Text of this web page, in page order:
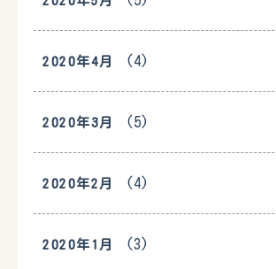
2020年4月 (4)
2020年3月 (5)
2020年2月 (4)
2020年1月 (3)